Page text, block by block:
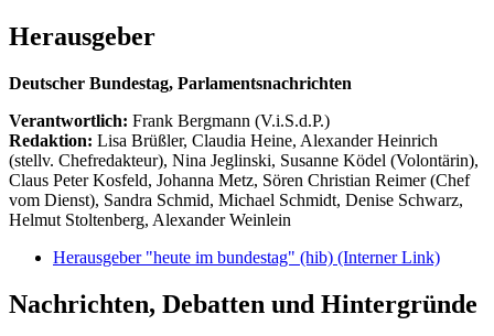
Herausgeber
Deutscher Bundestag, Parlamentsnachrichten
Verantwortlich: Frank Bergmann (V.i.S.d.P.)
Redaktion: Lisa Brüßler, Claudia Heine, Alexander Heinrich
(stellv. Chefredakteur), Nina Jeglinski, Susanne Ködel (Volontärin),
Claus Peter Kosfeld, Johanna Metz, Sören Christian Reimer (Chef
vom Dienst), Sandra Schmid, Michael Schmidt, Denise Schwarz,
Helmut Stoltenberg, Alexander Weinlein
Herausgeber "heute im bundestag" (hib) (Interner Link)
Nachrichten, Debatten und Hintergründe